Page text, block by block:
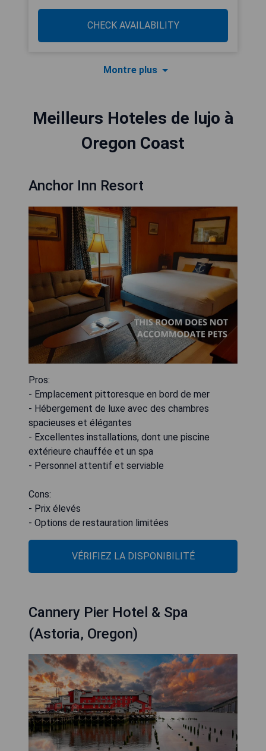
CHECK AVAILABILITY
Montre plus
Meilleurs Hoteles de lujo à
Oregon Coast
Anchor Inn Resort
Pros:
- Emplacement pittoresque en bord de mer
- Hébergement de luxe avec des chambres
spacieuses et élégantes
- Excellentes installations, dont une piscine
extérieure chauffée et un spa
- Personnel attentif et serviable
Cons:
- Prix élevés
- Options de restauration limitées
VÉRIFIEZ LA DISPONIBILITÉ
Cannery Pier Hotel & Spa
(Astoria, Oregon)